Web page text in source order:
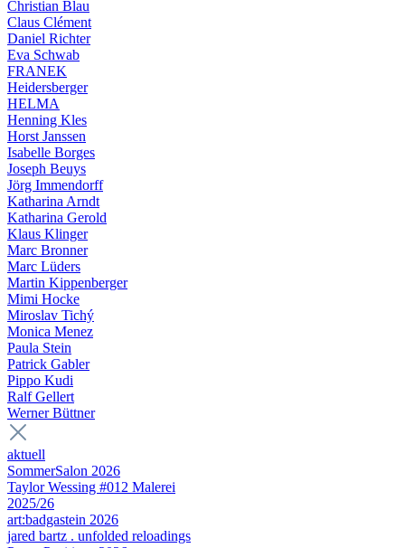
Christian Blau
Claus Clément
Daniel Richter
Eva Schwab
FRANEK
Heidersberger
HELMA
Henning Kles
Horst Janssen
Isabelle Borges
Joseph Beuys
Jörg Immendorff
Katharina Arndt
Katharina Gerold
Klaus Klinger
Marc Bronner
Marc Lüders
Martin Kippenberger
Mimi Hocke
Miroslav Tichý
Monica Menez
Paula Stein
Patrick Gabler
Pippo Kudi
Ralf Gellert
Werner Büttner
aktuell
SommerSalon 2026
Taylor Wessing #012 Malerei
2025/26
art:badgastein 2026
jared bartz . unfolded reloadings